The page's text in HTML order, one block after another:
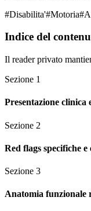
#Disabilita'#Motoria#
Indice del
Il reader privato
Sezione 1
Presentazione clinica
Sezione 2
Red flags specifiche
Sezione 3
Anatomia funzionale